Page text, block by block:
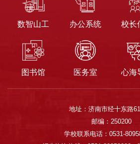
数智山工 办公系统 校长
图书馆 医务室 心海
地址：济南市经十东路
邮编：250200
学校联系电话：0531-